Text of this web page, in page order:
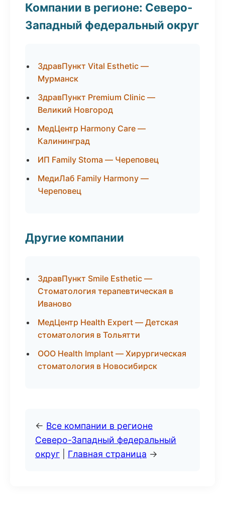
Компании в регионе: Северо-
Западный федеральный округ
ЗдравПункт Vital Esthetic —
Мурманск
ЗдравПункт Premium Clinic —
Великий Новгород
МедЦентр Harmony Care —
Калининград
ИП Family Stoma — Череповец
МедиЛаб Family Harmony —
Череповец
Другие компании
ЗдравПункт Smile Esthetic —
Стоматология терапевтическая в
Иваново
МедЦентр Health Expert — Детская
стоматология в Тольятти
ООО Health Implant — Хирургическая
стоматология в Новосибирск
← Все компании в регионе
Северо-Западный федеральный
округ
Главная страница →